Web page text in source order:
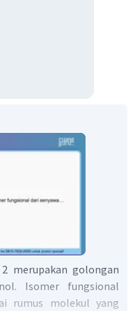
merupakan golongan
Isomer fungsional
rumus molekul yang